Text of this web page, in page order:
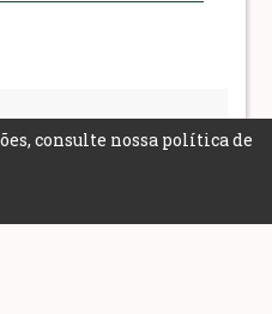
consulte nossa política de